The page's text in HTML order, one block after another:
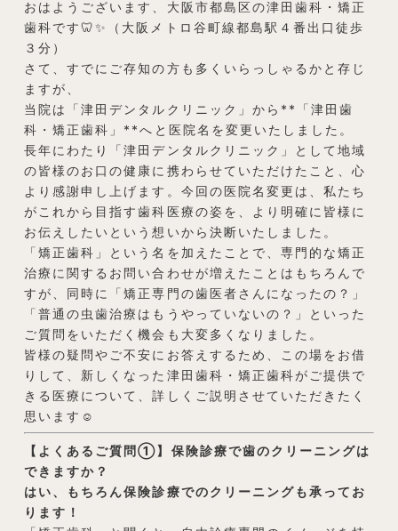
おはようございます、大阪市都島区の津田歯科・矯正
歯科です🦷✨（大阪メトロ谷町線都島駅４番出口徒歩
３分）
さて、すでにご存知の方も多くいらっしゃるかと存じ
ますが、
当院は「津田デンタルクリニック」から**「津田歯
科・矯正歯科」**へと医院名を変更いたしました。
長年にわたり「津田デンタルクリニック」として地域
の皆様のお口の健康に携わらせていただけたこと、心
より感謝申し上げます。今回の医院名変更は、私たち
がこれから目指す歯科医療の姿を、より明確に皆様に
お伝えしたいという想いから決断いたしました。
「矯正歯科」という名を加えたことで、専門的な矯正
治療に関するお問い合わせが増えたことはもちろんで
すが、同時に「矯正専門の歯医者さんになったの？」
「普通の虫歯治療はもうやっていないの？」といった
ご質問をいただく機会も大変多くなりました。
皆様の疑問やご不安にお答えするため、この場をお借
りして、新しくなった津田歯科・矯正歯科がご提供で
きる医療について、詳しくご説明させていただきたく
思います☺️
【よくあるご質問①】保険診療で歯のクリーニングは
できますか？
はい、もちろん保険診療でのクリーニングも承ってお
ります！